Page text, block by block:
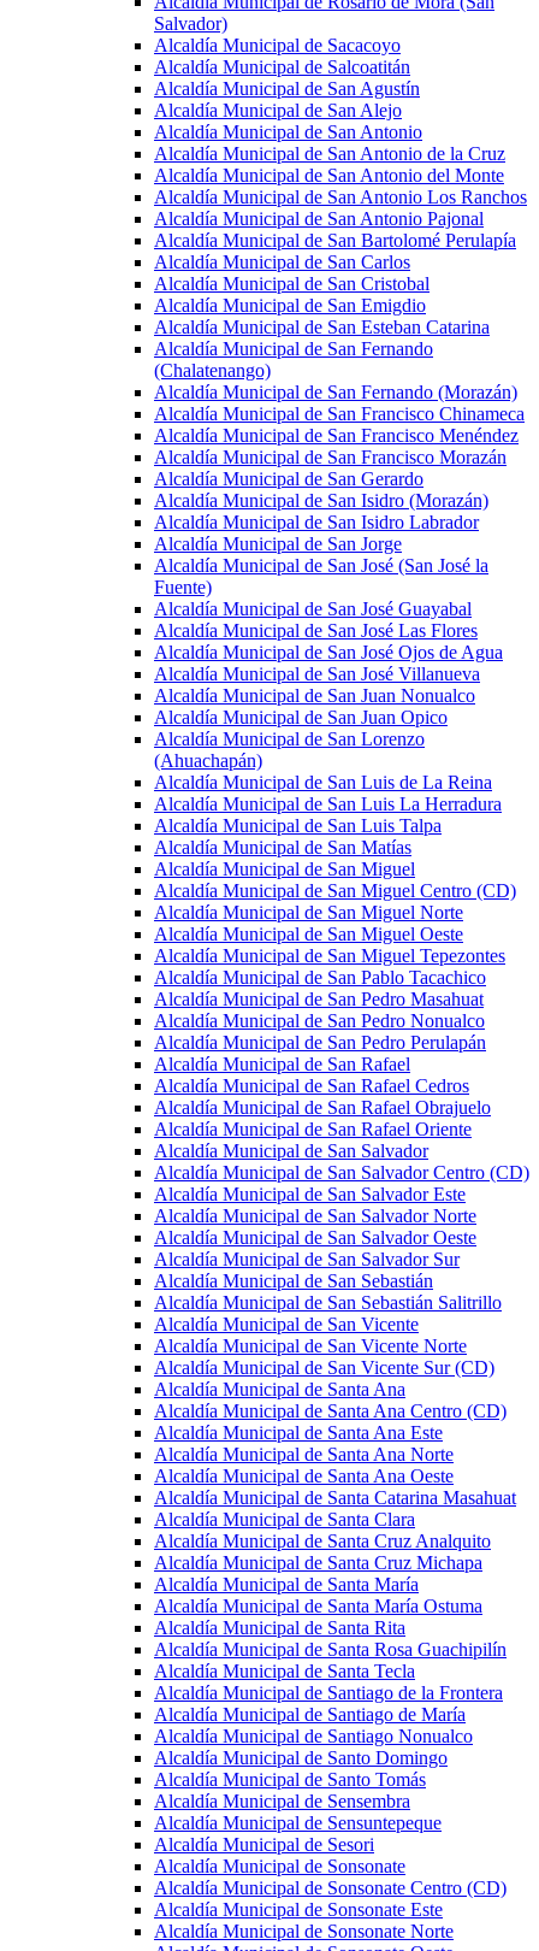
Salvador)
Alcaldía Municipal de Sacacoyo
Alcaldía Municipal de Salcoatitán
Alcaldía Municipal de San Agustín
Alcaldía Municipal de San Alejo
Alcaldía Municipal de San Antonio
Alcaldía Municipal de San Antonio de la Cruz
Alcaldía Municipal de San Antonio del Monte
Alcaldía Municipal de San Antonio Los Ranchos
Alcaldía Municipal de San Antonio Pajonal
Alcaldía Municipal de San Bartolomé Perulapía
Alcaldía Municipal de San Carlos
Alcaldía Municipal de San Cristobal
Alcaldía Municipal de San Emigdio
Alcaldía Municipal de San Esteban Catarina
Alcaldía Municipal de San Fernando
(Chalatenango)
Alcaldía Municipal de San Fernando (Morazán)
Alcaldía Municipal de San Francisco Chinameca
Alcaldía Municipal de San Francisco Menéndez
Alcaldía Municipal de San Francisco Morazán
Alcaldía Municipal de San Gerardo
Alcaldía Municipal de San Isidro (Morazán)
Alcaldía Municipal de San Isidro Labrador
Alcaldía Municipal de San Jorge
Alcaldía Municipal de San José (San José la
Fuente)
Alcaldía Municipal de San José Guayabal
Alcaldía Municipal de San José Las Flores
Alcaldía Municipal de San José Ojos de Agua
Alcaldía Municipal de San José Villanueva
Alcaldía Municipal de San Juan Nonualco
Alcaldía Municipal de San Juan Opico
Alcaldía Municipal de San Lorenzo
(Ahuachapán)
Alcaldía Municipal de San Luis de La Reina
Alcaldía Municipal de San Luis La Herradura
Alcaldía Municipal de San Luis Talpa
Alcaldía Municipal de San Matías
Alcaldía Municipal de San Miguel
Alcaldía Municipal de San Miguel Centro (CD)
Alcaldía Municipal de San Miguel Norte
Alcaldía Municipal de San Miguel Oeste
Alcaldía Municipal de San Miguel Tepezontes
Alcaldía Municipal de San Pablo Tacachico
Alcaldía Municipal de San Pedro Masahuat
Alcaldía Municipal de San Pedro Nonualco
Alcaldía Municipal de San Pedro Perulapán
Alcaldía Municipal de San Rafael
Alcaldía Municipal de San Rafael Cedros
Alcaldía Municipal de San Rafael Obrajuelo
Alcaldía Municipal de San Rafael Oriente
Alcaldía Municipal de San Salvador
Alcaldía Municipal de San Salvador Centro (CD)
Alcaldía Municipal de San Salvador Este
Alcaldía Municipal de San Salvador Norte
Alcaldía Municipal de San Salvador Oeste
Alcaldía Municipal de San Salvador Sur
Alcaldía Municipal de San Sebastián
Alcaldía Municipal de San Sebastián Salitrillo
Alcaldía Municipal de San Vicente
Alcaldía Municipal de San Vicente Norte
Alcaldía Municipal de San Vicente Sur (CD)
Alcaldía Municipal de Santa Ana
Alcaldía Municipal de Santa Ana Centro (CD)
Alcaldía Municipal de Santa Ana Este
Alcaldía Municipal de Santa Ana Norte
Alcaldía Municipal de Santa Ana Oeste
Alcaldía Municipal de Santa Catarina Masahuat
Alcaldía Municipal de Santa Clara
Alcaldía Municipal de Santa Cruz Analquito
Alcaldía Municipal de Santa Cruz Michapa
Alcaldía Municipal de Santa María
Alcaldía Municipal de Santa María Ostuma
Alcaldía Municipal de Santa Rita
Alcaldía Municipal de Santa Rosa Guachipilín
Alcaldía Municipal de Santa Tecla
Alcaldía Municipal de Santiago de la Frontera
Alcaldía Municipal de Santiago de María
Alcaldía Municipal de Santiago Nonualco
Alcaldía Municipal de Santo Domingo
Alcaldía Municipal de Santo Tomás
Alcaldía Municipal de Sensembra
Alcaldía Municipal de Sensuntepeque
Alcaldía Municipal de Sesori
Alcaldía Municipal de Sonsonate
Alcaldía Municipal de Sonsonate Centro (CD)
Alcaldía Municipal de Sonsonate Este
Alcaldía Municipal de Sonsonate Norte